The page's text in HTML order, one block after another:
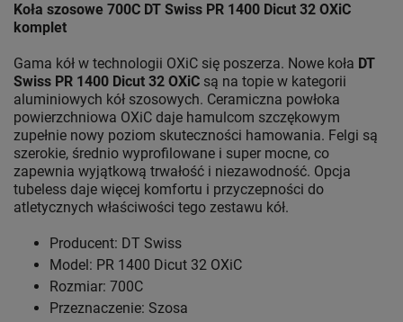
Koła szosowe 700C DT Swiss PR 1400 Dicut 32 OXiC
komplet
Gama kół w technologii OXiC się poszerza. Nowe koła DT
Swiss PR 1400 Dicut 32 OXiC są na topie w kategorii
aluminiowych kół szosowych. Ceramiczna powłoka
powierzchniowa OXiC daje hamulcom szczękowym
zupełnie nowy poziom skuteczności hamowania. Felgi są
szerokie, średnio wyprofilowane i super mocne, co
zapewnia wyjątkową trwałość i niezawodność. Opcja
tubeless daje więcej komfortu i przyczepności do
atletycznych właściwości tego zestawu kół.
Producent: DT Swiss
Model: PR 1400 Dicut 32 OXiC
Rozmiar: 700C
Przeznaczenie: Szosa